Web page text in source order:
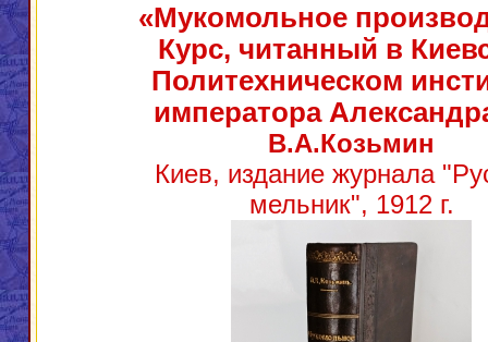
«Мукомольное
Курс, читанный в
Политехническом
императора
В.А.Козьмин
Киев, издание журнала
мельник", 1912 г.